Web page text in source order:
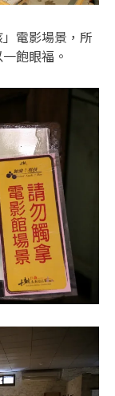
電影場景，所
飽眼福。